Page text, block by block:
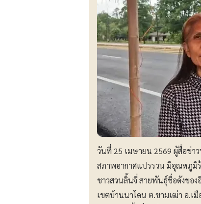
วันที่ 25 เมษายน 2569 ผู้สื่อข่า
สภาพอากาศแปรรวน มีอุณหภูมิร้
ชาวสวนลิ้นจี่ สายพันธุ์ชื่อดังขอ
เขตบ้านนาโดน ต.ขามเฒ่า อ.เ